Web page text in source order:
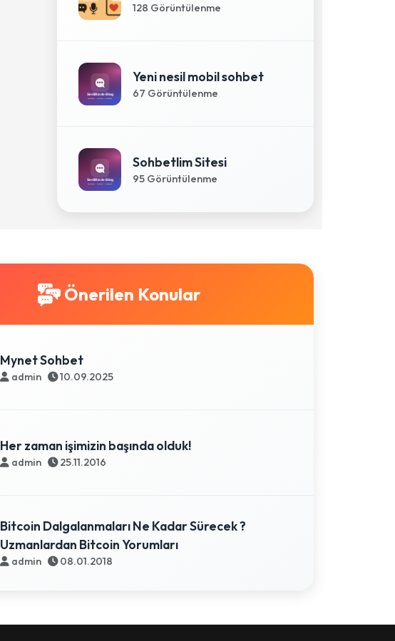
128 Görüntülenme
Yeni nesil mobil sohbet
67 Görüntülenme
Sohbetlim Sitesi
95 Görüntülenme
Önerilen Konular
Mynet Sohbet
admin 10.09.2025
Her zaman işimizin başında olduk!
admin 25.11.2016
Bitcoin Dalgalanmaları Ne Kadar Sürecek ?
Uzmanlardan Bitcoin Yorumları
admin 08.01.2018